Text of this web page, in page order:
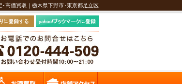
高価買取｜栃木県下野市･東京都足立区